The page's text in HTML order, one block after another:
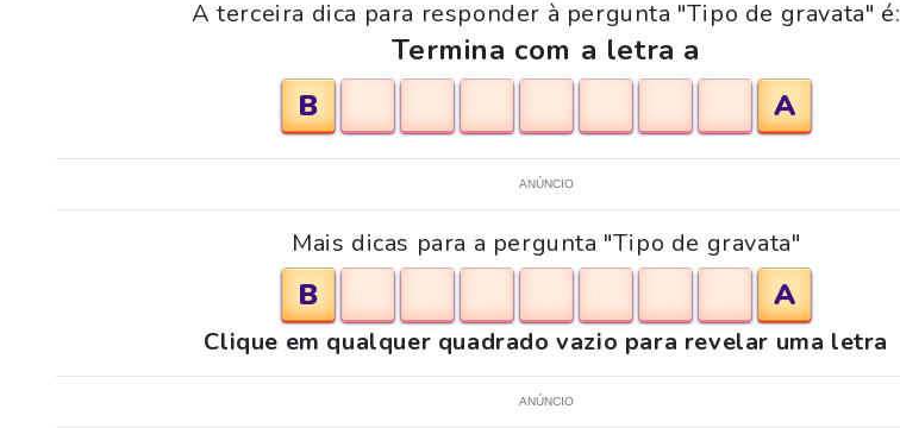
A terceira dica para responder à pergunta "Tipo de gravata" é:
Termina com a letra a
B
A
ANÚNCIO
Mais dicas para a pergunta "Tipo de gravata"
B A
Clique em qualquer quadrado vazio para revelar uma letra
ANÚNCIO